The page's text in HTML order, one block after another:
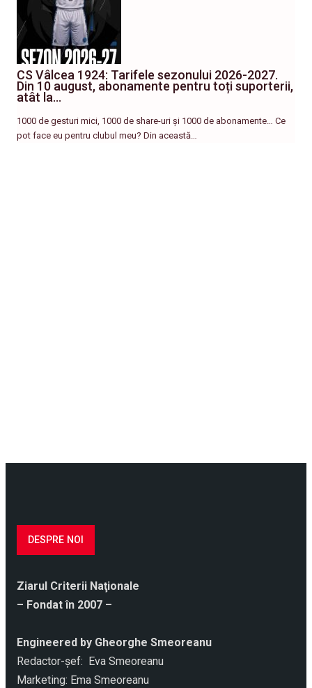
CS Vâlcea 1924: Tarifele sezonului 2026-2027.
Din 10 august, abonamente pentru toți suporterii,
atât la…
1000 de gesturi mici, 1000 de share-uri și 1000 de abonamente… Ce
pot face eu pentru clubul meu? Din această…
DESPRE NOI
Ziarul Criterii Naţionale
– Fondat în 2007 –
Engineered by Gheorghe Smeoreanu
Redactor-şef: Eva Smeoreanu
Marketing: Ema Smeoreanu